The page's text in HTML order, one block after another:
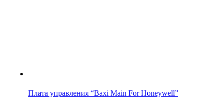
Плата управления “Baxi Main For Honeywell”